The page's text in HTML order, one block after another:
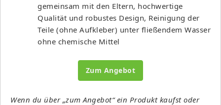
gemeinsam mit den Eltern, hochwertige
Qualität und robustes Design, Reinigung der
Teile (ohne Aufkleber) unter fließendem Wasser
ohne chemische Mittel
Zum Angebot
Wenn du über „zum Angebot“ ein Produkt kaufst oder